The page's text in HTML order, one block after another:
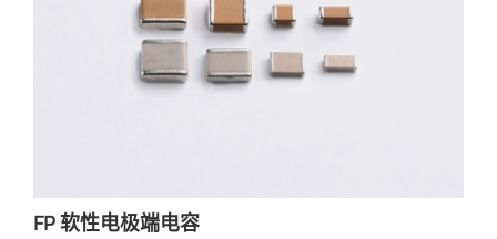
FP 软性电极端电容